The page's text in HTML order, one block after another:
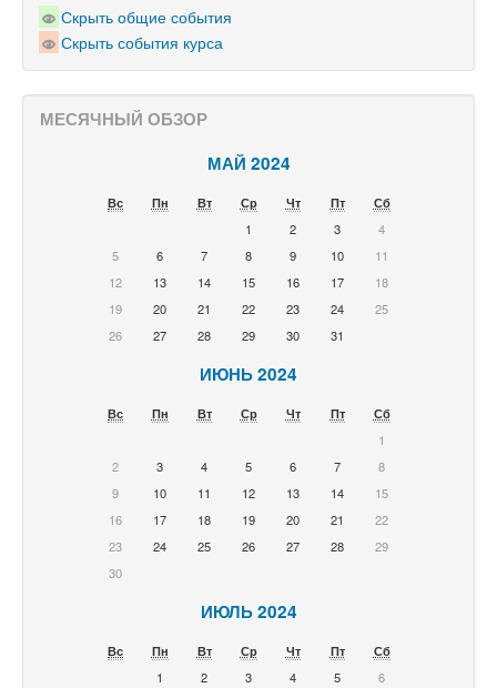
Скрыть общие события
Скрыть события курса
МЕСЯЧНЫЙ ОБЗОР
МАЙ 2024
Вс Пн Вт Ср Чт Пт
Сб
1
2 3
4
5
6 7 8 9 10
11
12
13 14 15 16 17
18
19
20 21 22 23 24
25
26
27 28 29 30 31
ИЮНЬ 2024
Вс Пн Вт Ср Чт Пт
Сб
1
2
3 4 5 6 7
8
9
10 11 12 13 14
15
16
17 18 19 20 21
22
23
24 25 26 27 28
29
30
ИЮЛЬ 2024
Вс Пн Вт Ср Чт Пт
Сб
1
2 3 4 5 6